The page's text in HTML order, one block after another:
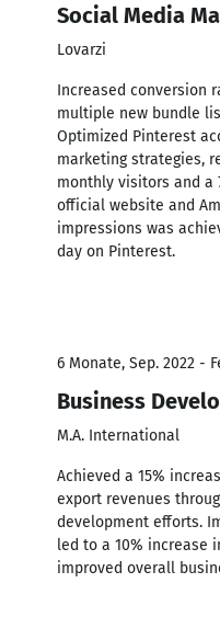
Social Media
Lovarzi
Increased conversion
multiple new bundle
Optimized Pinterest
marketing strategies,
monthly visitors and a
official website and
impressions was
day on Pinterest.
6 Monate, Sep. 2022 -
Business
M.A. International
Achieved a 15%
export revenues
development efforts.
led to a 10% increase
improved overall